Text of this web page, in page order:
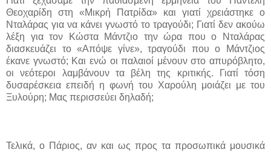
Θεοχαρίδη στη «Μικρή Πατρίδα» και γιατί χρειάστηκε ο
Νταλάρας για να κάνει γνωστό το τραγούδι; Γιατί δεν ακούω
λέξη για τον Κώστα Μάντζιο την ώρα που ο Νταλάρας
διασκευάζει το «Απόψε γίνε», τραγούδι που ο Μάντζιος
έκανε γνωστό; Και ενώ οι παλαιοί μένουν στο απυρόβλητο,
οι νεότεροι λαμβάνουν τα βέλη της κριτικής. Γιατί τόση
δυσαρέσκεια επειδή η φωνή του Χαρούλη μοιάζει με του
Ξυλούρη; Μας περισσεύει δηλαδή;
Τελικά, ο Πάριος, αν και ως προς τα προσωπικά μουσικά